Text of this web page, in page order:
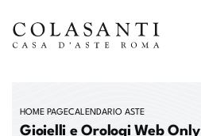
HOME PAGECALENDARIO ASTE
Gioielli e Orologi Web Only